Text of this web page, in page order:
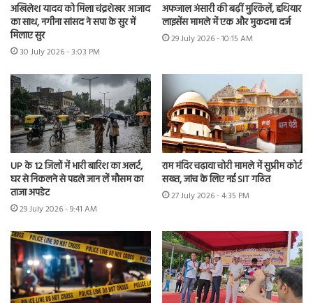
अखिलेश यादव को मिला चंद्रशेखर आजाद
का साथ, नगीना सांसद ने सपा के सुर में
मिलाए सुर
30 July 2026 - 3:03 PM
अफजाल अंसारी की बढ़ीं मुश्किलें, हथियार
लाइसेंस मामले में एक और मुकदमा दर्ज
29 July 2026 - 10:15 AM
UP के 12 जिलों में भारी बारिश का अलर्ट,
घर से निकलने से पहले जान लें मौसम का
ताजा अपडेट
29 July 2026 - 9:41 AM
राम मंदिर चढ़ावा चोरी मामले में सुप्रीम कोर्ट
सख्त, जांच के लिए नई SIT गठित
27 July 2026 - 4:35 PM